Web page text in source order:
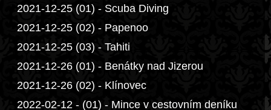
2021-12-25 (01) - Scuba Diving
2021-12-25 (02) - Papenoo
2021-12-25 (03) - Tahiti
2021-12-26 (01) - Benátky nad Jizerou
2021-12-26 (02) - Klínovec
2022-02-12 - (01) - Mince v cestovním deníku